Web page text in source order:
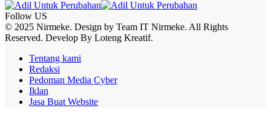
Follow US
© 2025 Nirmeke. Design by Team IT Nirmeke. All Rights
Reserved. Develop By Loteng Kreatif.
Tentang kami
Redaksi
Pedoman Media Cyber
Iklan
Jasa Buat Website